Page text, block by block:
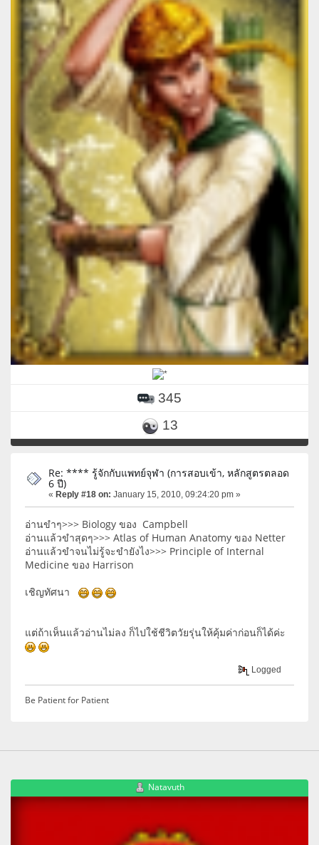
345
13
Re: **** รู้จักกับแพทย์จุฬา (การสอบเข้า, หลักสูตรตลอด
6 ปี)
« Reply #18 on: January 15, 2010, 09:24:20 pm »
อ่านขำๆ>>> Biology ของ Campbell
อ่านแล้วขำสุดๆ>>> Atlas of Human Anatomy ของ Netter
อ่านแล้วขำจนไม่รู้จะขำยังไง>>> Principle of Internal
Medicine ของ Harrison
เชิญทัศนา
แต่ถ้าเห็นแล้วอ่านไม่ลง ก็ไปใช้ชีวิตวัยรุ่นให้คุ้มค่าก่อนก็ได้ค่ะ
Logged
Be Patient for Patient
Natavuth